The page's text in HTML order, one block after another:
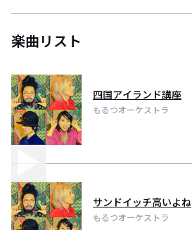
楽曲リスト
四国アイランド講座
もるつオーケストラ
サンドイッチ高いよね
もるつオーケストラ